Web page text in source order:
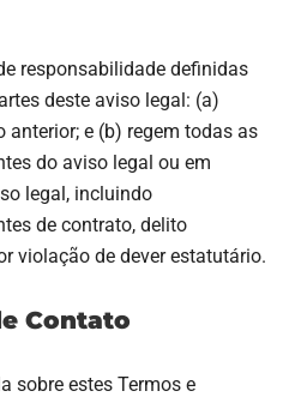
responsabilidade definidas
deste aviso legal: (a)
e (b) regem todas as
do aviso legal ou em
legal, incluindo
de contrato, delito
violação de dever estatutário.
Contato
sobre estes Termos e